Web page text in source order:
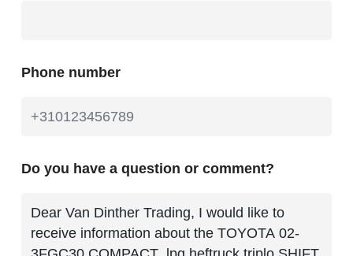
Phone number
Do you have a question or comment?